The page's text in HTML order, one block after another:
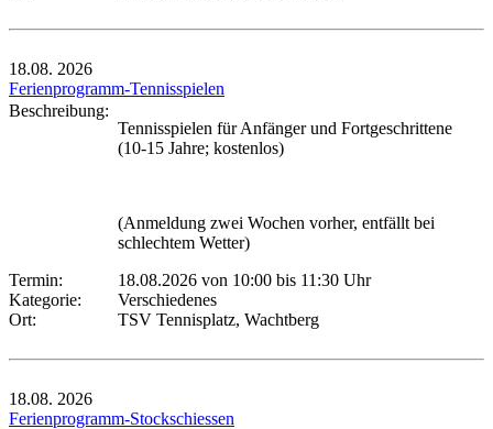
18.08. 2026
Ferienprogramm-Tennisspielen
Beschreibung:
Tennisspielen für Anfänger und Fortgeschrittene
(10-15 Jahre; kostenlos)
(Anmeldung zwei Wochen vorher, entfällt bei
schlechtem Wetter)
Termin:
18.08.2026 von 10:00 bis 11:30 Uhr
Kategorie:
Verschiedenes
Ort:
TSV Tennisplatz, Wachtberg
18.08. 2026
Ferienprogramm-Stockschiessen